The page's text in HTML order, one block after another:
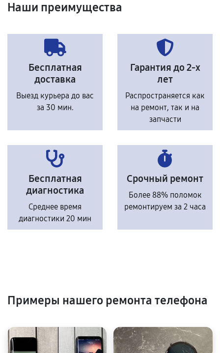
Наши преимущества
Бесплатная
доставка
Выезд курьера до вас
за 30 мин.
Гарантия до 2-х
лет
Распространяется как
на ремонт, так и на
запчасти
Бесплатная
диагностика
Среднее время
диагностики 20 мин
Срочный ремонт
Более 88% поломок
ремонтируем за 2 часа
Примеры нашего ремонта телефона